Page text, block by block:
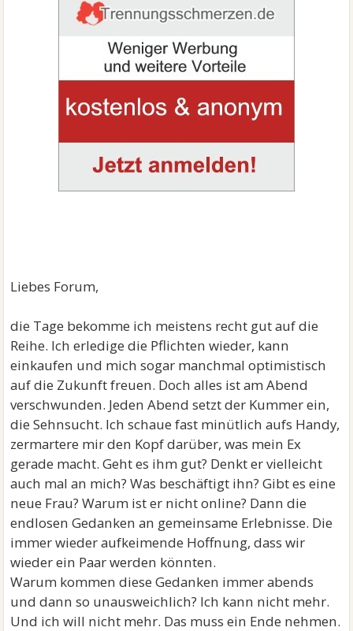
Liebes Forum,
die Tage bekomme ich meistens recht gut auf die
Reihe. Ich erledige die Pflichten wieder, kann
einkaufen und mich sogar manchmal optimistisch
auf die Zukunft freuen. Doch alles ist am Abend
verschwunden. Jeden Abend setzt der Kummer ein,
die Sehnsucht. Ich schaue fast minütlich aufs Handy,
zermartere mir den Kopf darüber, was mein Ex
gerade macht. Geht es ihm gut? Denkt er vielleicht
auch mal an mich? Was beschäftigt ihn? Gibt es eine
neue Frau? Warum ist er nicht online? Dann die
endlosen Gedanken an gemeinsame Erlebnisse. Die
immer wieder aufkeimende Hoffnung, dass wir
wieder ein Paar werden könnten.
Warum kommen diese Gedanken immer abends
und dann so unausweichlich? Ich kann nicht mehr.
Und ich will nicht mehr. Das muss ein Ende nehmen.